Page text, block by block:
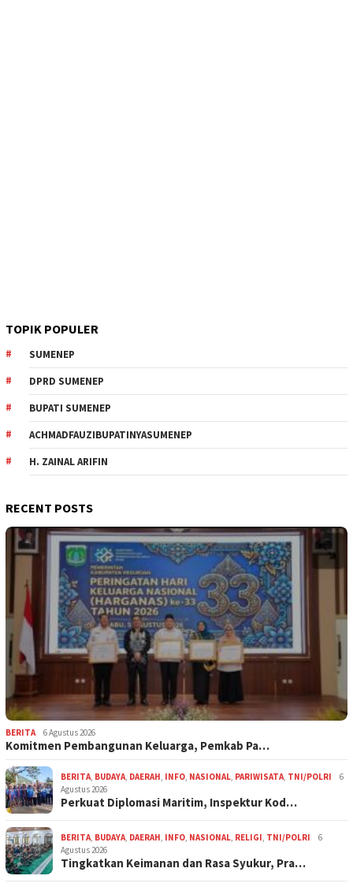
TOPIK POPULER
SUMENEP
DPRD SUMENEP
BUPATI SUMENEP
ACHMADFAUZIBUPATINYASUMENEP
H. ZAINAL ARIFIN
RECENT POSTS
BERITA 6 Agustus 2026
Komitmen Pembangunan Keluarga, Pemkab Pa…
BERITA, BUDAYA, DAERAH, INFO, NASIONAL, PARIWISATA, TNI/POLRI
6
Agustus 2026
Perkuat Diplomasi Maritim, Inspektur Kod…
BERITA, BUDAYA, DAERAH, INFO, NASIONAL, RELIGI, TNI/POLRI
6
Agustus 2026
Tingkatkan Keimanan dan Rasa Syukur, Pra…